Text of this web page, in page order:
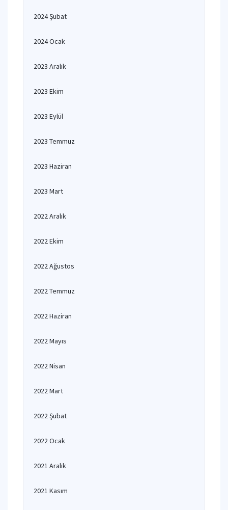
2024 Şubat
2024 Ocak
2023 Aralık
2023 Ekim
2023 Eylül
2023 Temmuz
2023 Haziran
2023 Mart
2022 Aralık
2022 Ekim
2022 Ağustos
2022 Temmuz
2022 Haziran
2022 Mayıs
2022 Nisan
2022 Mart
2022 Şubat
2022 Ocak
2021 Aralık
2021 Kasım